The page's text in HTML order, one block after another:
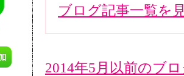
ブログ記事一覧を
2014年5月以前のブ